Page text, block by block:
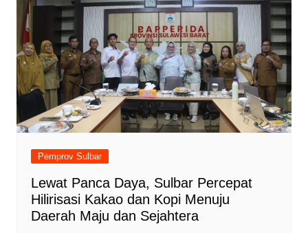
Pemprov Sulbar
Lewat Panca Daya, Sulbar Percepat
Hilirisasi Kakao dan Kopi Menuju
Daerah Maju dan Sejahtera